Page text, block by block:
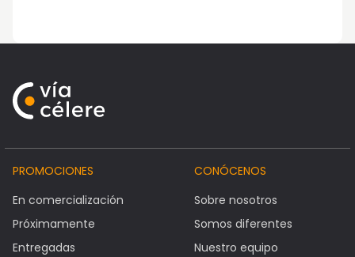
PROMOCIONES
En comercialización
Próximamente
Entregadas
CONÓCENOS
Sobre nosotros
Somos diferentes
Nuestro equipo